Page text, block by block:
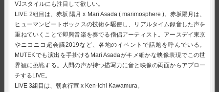
VJスタイルにも注目して欲しい。
LIVE 2組目は、赤坂 陽月 x Mari Asada ( marimosphere )。赤坂陽月は、
ヒューマンビートボックスの技術を駆使し、リアルタイム録音した声を
重ねていくことで即興音楽を奏でる僧侶アーティスト。アースデイ東京
やニコニコ超会議2019など、各地のイベントで話題を呼んでいる。
MUTEKでも演出を手掛けるMari Asadaがキメ細かな映像表現でこの世
界観に挑戦する。人間の声が持つ描写力に音と映像の両面からアプロー
チするLIVE。
LIVE 3組目は、朝倉行宣 x Ken-ichi Kawamura。